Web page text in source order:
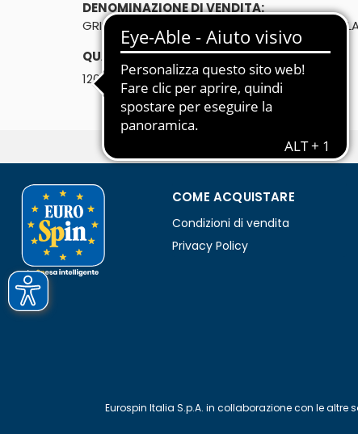
DENOMINAZIONE DI VENDITA:
GRISSINI MINI RUBATA' ROSA CON
QUANTITÀ:
120g
COME ACQUISTARE
Condizioni di vendita
Privacy Policy
Eurospin Italia S.p.A. in collaborazione con le altre